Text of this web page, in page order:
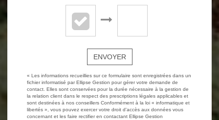
ENVOYER
« Les informations recueillies sur ce formulaire sont enregistrées dans un
fichier informatisé par Ellipse Gestion pour gérer votre demande de
contact. Elles sont conservées pour la durée nécessaire à la gestion de
la relation client dans le respect des prescriptions légales applicables et
sont destinées à nos conseillers Conformément à la loi « informatique et
libertés », vous pouvez exercer votre droit d'accès aux données vous
concernant et les faire rectifier en contactant Ellipse Gestion